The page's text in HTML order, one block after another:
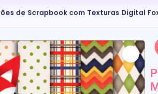
de Scrapbook com Texturas Digital